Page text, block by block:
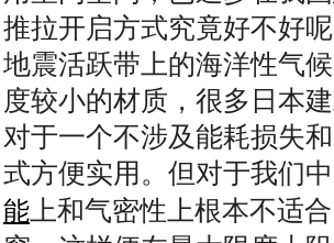
推拉开启方式究竟好不好
地震活跃带上的海洋性气
度较小的材质，很多日本
对于一个不涉及能耗损失
式方便实用。但对于我们
能 上和气密性上根本不适